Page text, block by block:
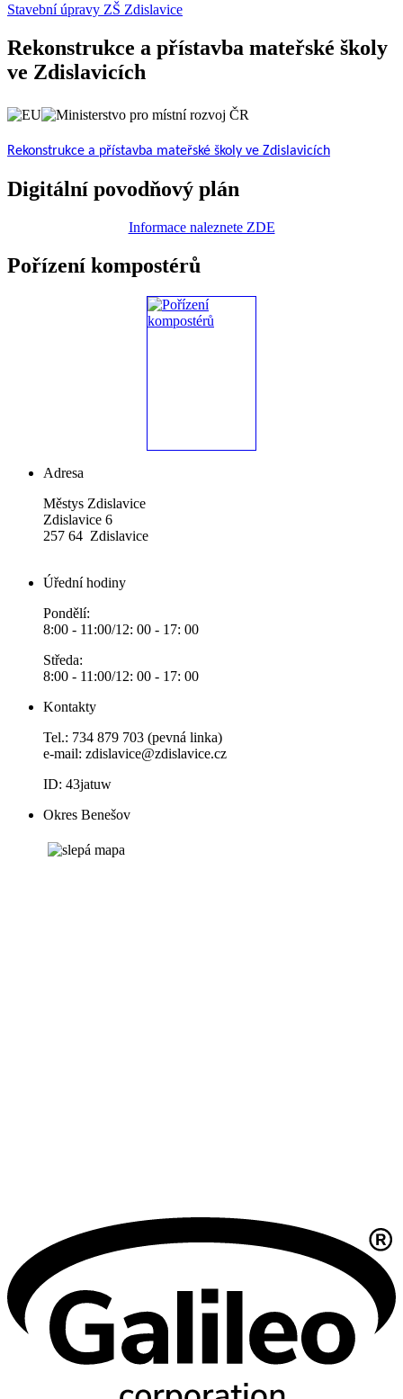
Stavební úpravy ZŠ Zdislavice
Rekonstrukce a přístavba mateřské školy
ve Zdislavicích
Rekonstrukce a přístavba mateřské školy ve Zdislavicích
Digitální povodňový plán
Informace naleznete ZDE
Pořízení kompostérů
Adresa
Městys Zdislavice
Zdislavice 6
257 64 Zdislavice
Úřední hodiny
Pondělí:
8:00 - 11:00/12: 00 - 17: 00
Středa:
8:00 - 11:00/12: 00 - 17: 00
Kontakty
Tel.: 734 879 703 (pevná linka)
e-mail: zdislavice@zdislavice.cz
ID: 43jatuw
Okres Benešov